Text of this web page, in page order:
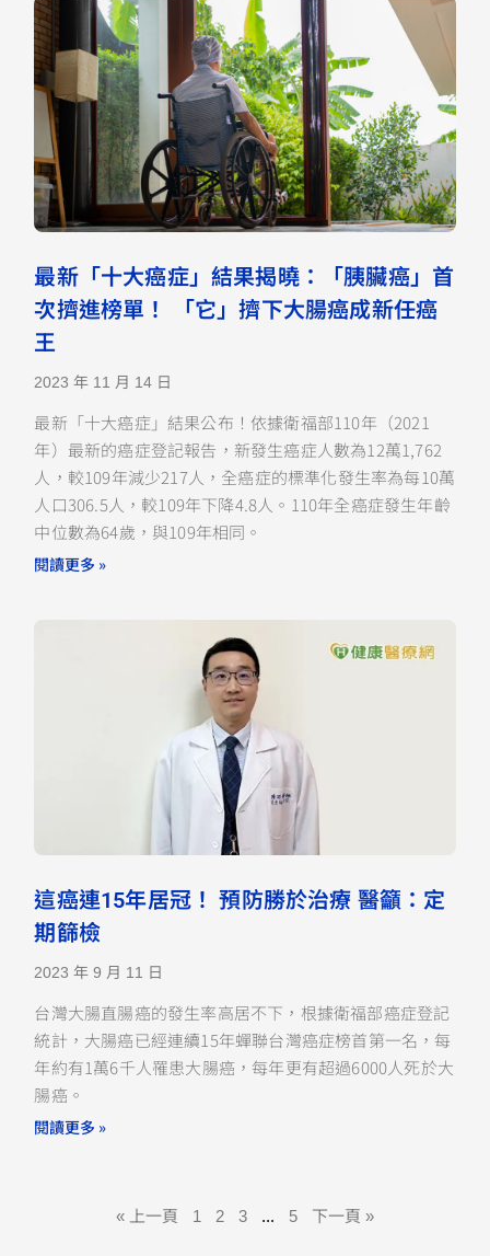
最新「十大癌症」結果揭曉：「胰臟癌」首
次擠進榜單！ 「它」擠下大腸癌成新任癌
王
2023 年 11 月 14 日
最新「十大癌症」結果公布！依據衛福部110年（2021
年）最新的癌症登記報告，新發生癌症人數為12萬1,762
人，較109年減少217人，全癌症的標準化發生率為每10萬
人口306.5人，較109年下降4.8人。110年全癌症發生年齡
中位數為64歲，與109年相同。
閱讀更多 »
這癌連15年居冠！ 預防勝於治療 醫籲：定
期篩檢
2023 年 9 月 11 日
台灣大腸直腸癌的發生率高居不下，根據衛福部癌症登記
統計，大腸癌已經連續15年蟬聯台灣癌症榜首第一名，每
年約有1萬6千人罹患大腸癌，每年更有超過6000人死於大
腸癌。
閱讀更多 »
« 上一頁 1 2 3 ... 5 下一頁 »